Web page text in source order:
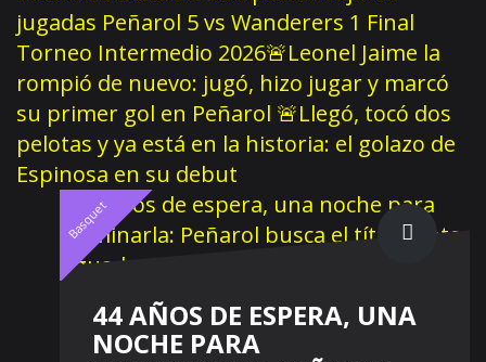
jugadas Peñarol 5 vs Wanderers 1 Final
Torneo Intermedio 2026🚨Leonel Jaime la
rompió de nuevo: jugó, hizo jugar y marcó
su primer gol en Peñarol 🚨Llegó, tocó dos
pelotas y ya está en la historia: el golazo de
Espinosa en su debut
Basquet
44 AÑOS DE ESPERA, UNA
NOCHE PARA